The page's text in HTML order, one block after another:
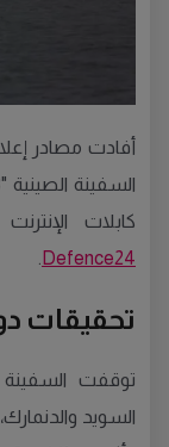
أفادت مصادر
كابلات
Defence24
تحقيقات
توقفت السفينة
السويد